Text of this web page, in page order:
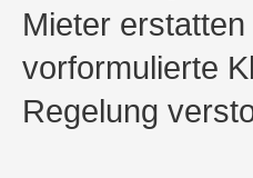
Mieter
vorformulierte
Regelung